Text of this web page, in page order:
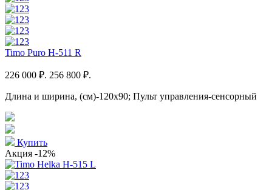
Timo Puro H-511 R
226 000 ₽. 256 800 ₽.
Длина и ширина, (см)-120x90; Пульт управления-сенсорный
Купить
Акция -12%